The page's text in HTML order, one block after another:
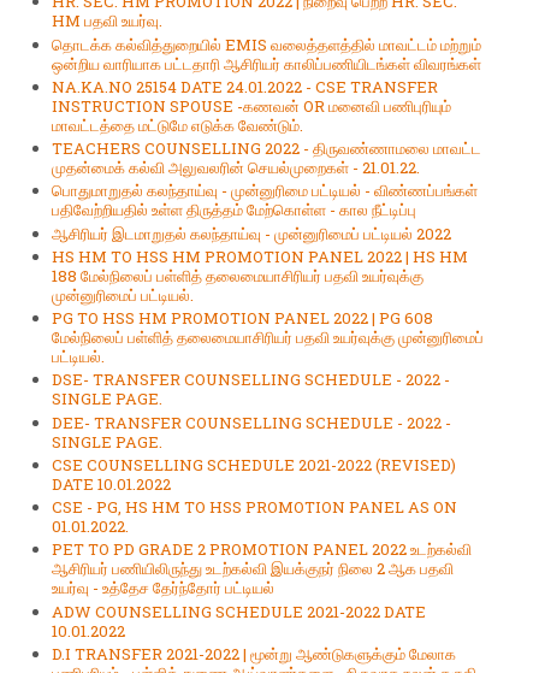
HM பதவி உயர்வு.
தொடக்க கல்வித்துறையில் EMIS வலைத்தளத்தில் மாவட்டம் மற்றும்
ஒன்றிய வாரியாக பட்டதாரி ஆசிரியர் காலிப்பணியிடங்கள் விவரங்கள்
NA.KA.NO 25154 DATE 24.01.2022 - CSE TRANSFER
INSTRUCTION SPOUSE -கணவன் OR மனைவி பணிபுரியும்
மாவட்டத்தை மட்டுமே எடுக்க வேண்டும்.
TEACHERS COUNSELLING 2022 - திருவண்ணாமலை மாவட்ட
முதன்மைக் கல்வி அலுவலரின் செயல்முறைகள் - 21.01.22.
பொதுமாறுதல் கலந்தாய்வு - முன்னுரிமை பட்டியல் - விண்ணப்பங்கள்
பதிவேற்றியதில் உள்ள திருத்தம் மேற்கொள்ள - கால நீட்டிப்பு
ஆசிரியர் இடமாறுதல் கலந்தாய்வு - முன்னுரிமைப் பட்டியல் 2022
HS HM TO HSS HM PROMOTION PANEL 2022 | HS HM
188 மேல்நிலைப் பள்ளித் தலைமையாசிரியர் பதவி உயர்வுக்கு
முன்னுரிமைப் பட்டியல்.
PG TO HSS HM PROMOTION PANEL 2022 | PG 608
மேல்நிலைப் பள்ளித் தலைமையாசிரியர் பதவி உயர்வுக்கு முன்னுரிமைப்
பட்டியல்.
DSE- TRANSFER COUNSELLING SCHEDULE - 2022 -
SINGLE PAGE.
DEE- TRANSFER COUNSELLING SCHEDULE - 2022 -
SINGLE PAGE.
CSE COUNSELLING SCHEDULE 2021-2022 (REVISED)
DATE 10.01.2022
CSE - PG, HS HM TO HSS PROMOTION PANEL AS ON
01.01.2022.
PET TO PD GRADE 2 PROMOTION PANEL 2022 உடற்கல்வி
ஆசிரியர் பணியிலிருந்து உடற்கல்வி இயக்குநர் நிலை 2 ஆக பதவி
உயர்வு - உத்தேச தேர்ந்தோர் பட்டியல்
ADW COUNSELLING SCHEDULE 2021-2022 DATE
10.01.2022
D.I TRANSFER 2021-2022 | மூன்று ஆண்டுகளுக்கும்‌ மேலாக